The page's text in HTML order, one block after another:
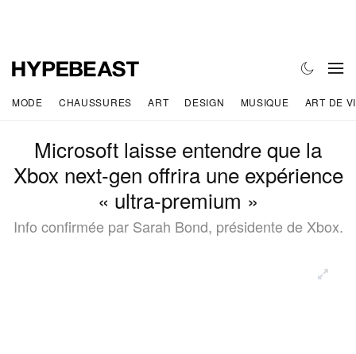
MODE CHAUSSURES ART DESIGN MUSIQUE ART DE
Microsoft laisse entendre que la
Xbox next-gen offrira une expérience
« ultra-premium »
Info confirmée par Sarah Bond, présidente de Xbox.